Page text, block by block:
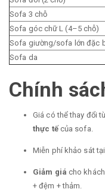
Sofa 3 chỗ
Sofa góc chữ L (4–5 chỗ)
Sofa giường/sofa lớn đặc
Sofa da
Chính
Giá có thể thay đổi
thực tế của sofa.
Miễn phí khảo sát
Giảm giá cho
+ đệm + thảm.